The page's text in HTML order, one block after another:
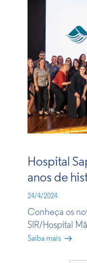
Hospital
anos de
24/4/2024
Conheça os
SIR/Hospital
Saiba mais